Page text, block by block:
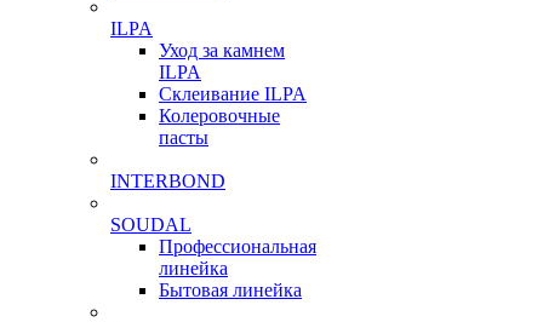
ILPA
Уход за камнем
ILPA
Склеивание ILPA
Колеровочные
пасты
INTERBOND
SOUDAL
Профессиональная
линейка
Бытовая линейка